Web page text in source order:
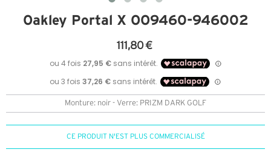
Oakley Portal X OO9460-946002
111,80 €
Monture: noir - Verre: PRIZM DARK GOLF
CE PRODUIT N'EST PLUS COMMERCIALISÉ